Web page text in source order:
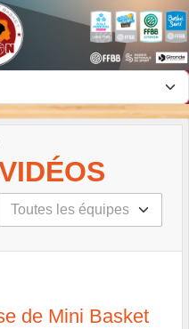
de Mini Basket